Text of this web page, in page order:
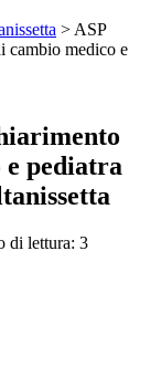
> ASP
cambio medico e
e pediatra
di lettura: 3